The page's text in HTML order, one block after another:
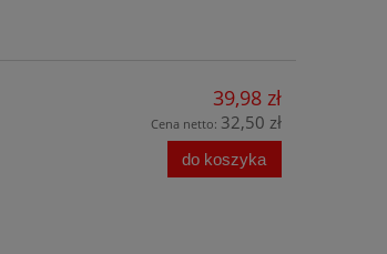
39,98 zł
Cena netto: 32,50 zł
do koszyka